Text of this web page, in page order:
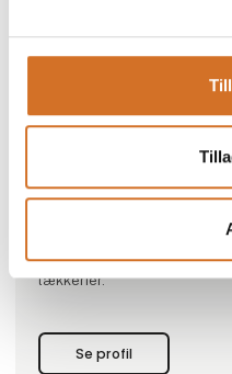
Produktet er tilføjet af:
bottlez c/o
bottlez er den
med fine lag af økologiske
bagevejledning kan bottlez
lækkerier.
Se profil